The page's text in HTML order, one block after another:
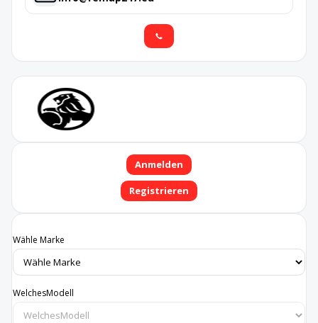
Anmelden
Registrieren
Wähle Marke
WelchesModell